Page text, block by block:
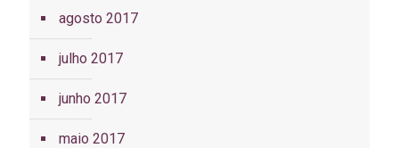
agosto 2017
julho 2017
junho 2017
maio 2017